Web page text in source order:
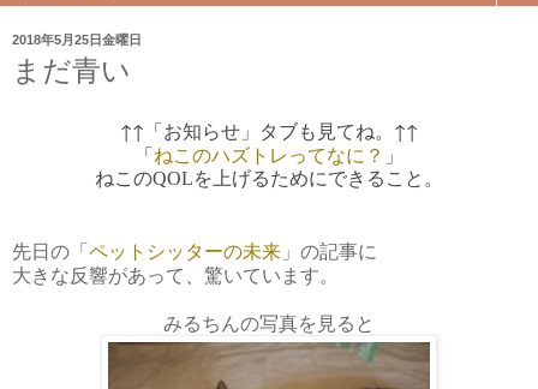
2018年5月25日金曜日
まだ青い
↑↑「お知らせ」タブも見てね。↑↑
「ねこのハズトレってなに？ 」
ねこのQOLを上げるためにできること。
先日の「ペットシッターの未来 」の記事に
大きな反響があって、驚いています。
みるちんの写真を見ると